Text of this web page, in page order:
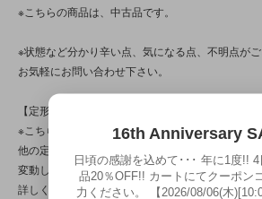
※こちらの商品は、中古品です。
※状態など分かり辛い点、気になる点、不明点がご
お気軽にお問い合わせ下さい。
【定形外対応商品】
※こちらの商品は【サイズ規格外・(9)～250gまで
他の定形外対応商品と複数購入される場合は、サ
変動します。送料は【最終注文確認書】で確定し
詳しくは
こちらをご覧ください。
16th Anniversary
日頃の感謝を込めて･･･ 年に1度!!
品20％OFF!! カートにてクーポン
力ください。 【2026/08/06(木